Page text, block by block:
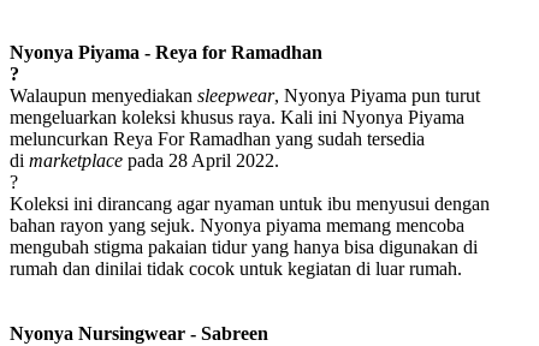
Nyonya Piyama - Reya for Ramadhan
?
Walaupun menyediakan sleepwear, Nyonya Piyama pun turut
mengeluarkan koleksi khusus raya. Kali ini Nyonya Piyama
meluncurkan Reya For Ramadhan yang sudah tersedia
di marketplace pada 28 April 2022.
?
Koleksi ini dirancang agar nyaman untuk ibu menyusui dengan
bahan rayon yang sejuk. Nyonya piyama memang mencoba
mengubah stigma pakaian tidur yang hanya bisa digunakan di
rumah dan dinilai tidak cocok untuk kegiatan di luar rumah.
Nyonya Nursingwear - Sabreen